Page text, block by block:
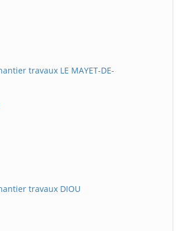
travaux LE MAYET-DE-
travaux DIOU